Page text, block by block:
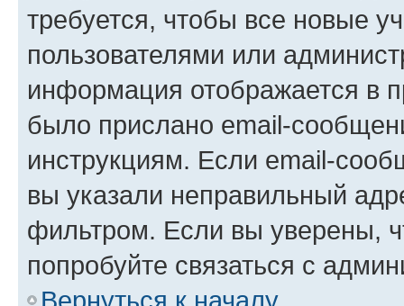
требуется, чтобы все новые
пользователями или
информация отображается в
было прислано email-
инструкциям. Если email-
вы указали неправильный
фильтром. Если вы уверены,
попробуйте связаться с
Вернуться к началу